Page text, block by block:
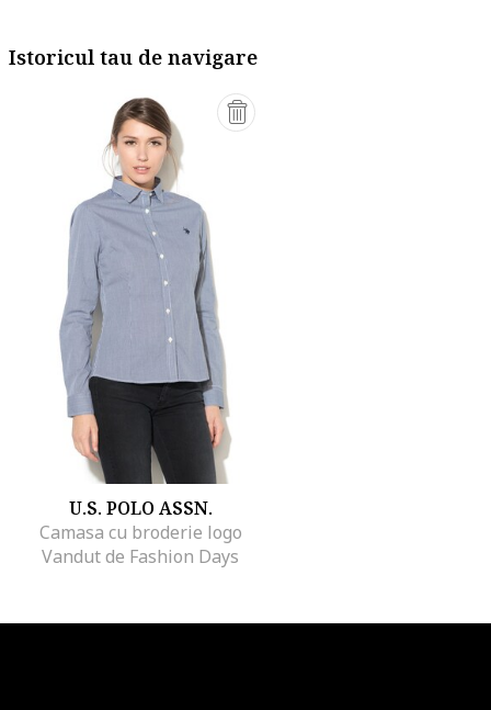
Istoricul tau de navigare
U.S. POLO ASSN.
Camasa cu broderie logo
Vandut de Fashion Days